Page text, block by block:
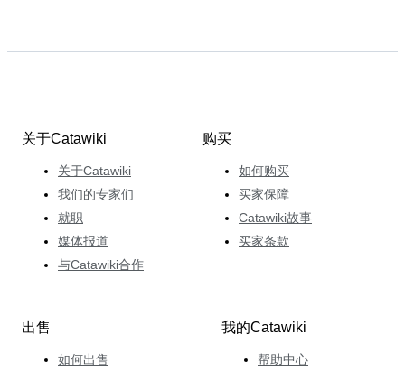
关于Catawiki
关于Catawiki
我们的专家们
就职
媒体报道
与Catawiki合作
购买
如何购买
买家保障
Catawiki故事
买家条款
出售
如何出售
我的Catawiki
帮助中心